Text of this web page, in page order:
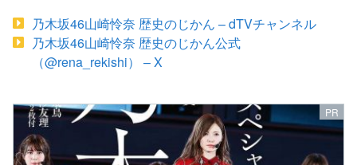
乃木坂46山崎怜奈 歴史のじかん – dTVチャンネル
乃木坂46山崎怜奈 歴史のじかん公式
（@rena_rekishi） – X